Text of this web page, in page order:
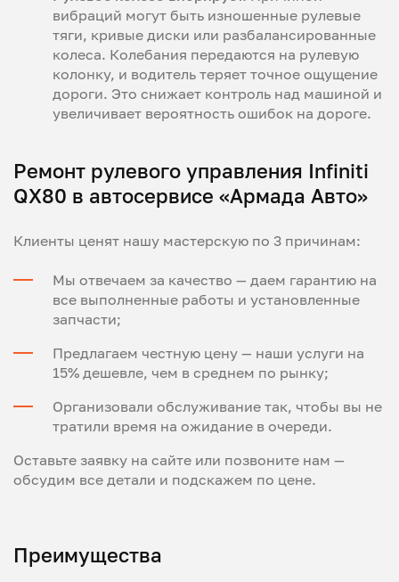
вибраций могут быть изношенные рулевые
тяги, кривые диски или разбалансированные
колеса. Колебания передаются на рулевую
колонку, и водитель теряет точное ощущение
дороги. Это снижает контроль над машиной и
увеличивает вероятность ошибок на дороге.
Ремонт рулевого управления Infiniti
QX80 в автосервисе «Армада Авто»
Клиенты ценят нашу мастерскую по 3 причинам:
Мы отвечаем за качество — даем гарантию на
все выполненные работы и установленные
запчасти;
Предлагаем честную цену — наши услуги на
15% дешевле, чем в среднем по рынку;
Организовали обслуживание так, чтобы вы не
тратили время на ожидание в очереди.
Оставьте заявку на сайте или позвоните нам —
обсудим все детали и подскажем по цене.
Преимущества